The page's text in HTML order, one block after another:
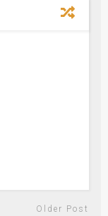
Older Post